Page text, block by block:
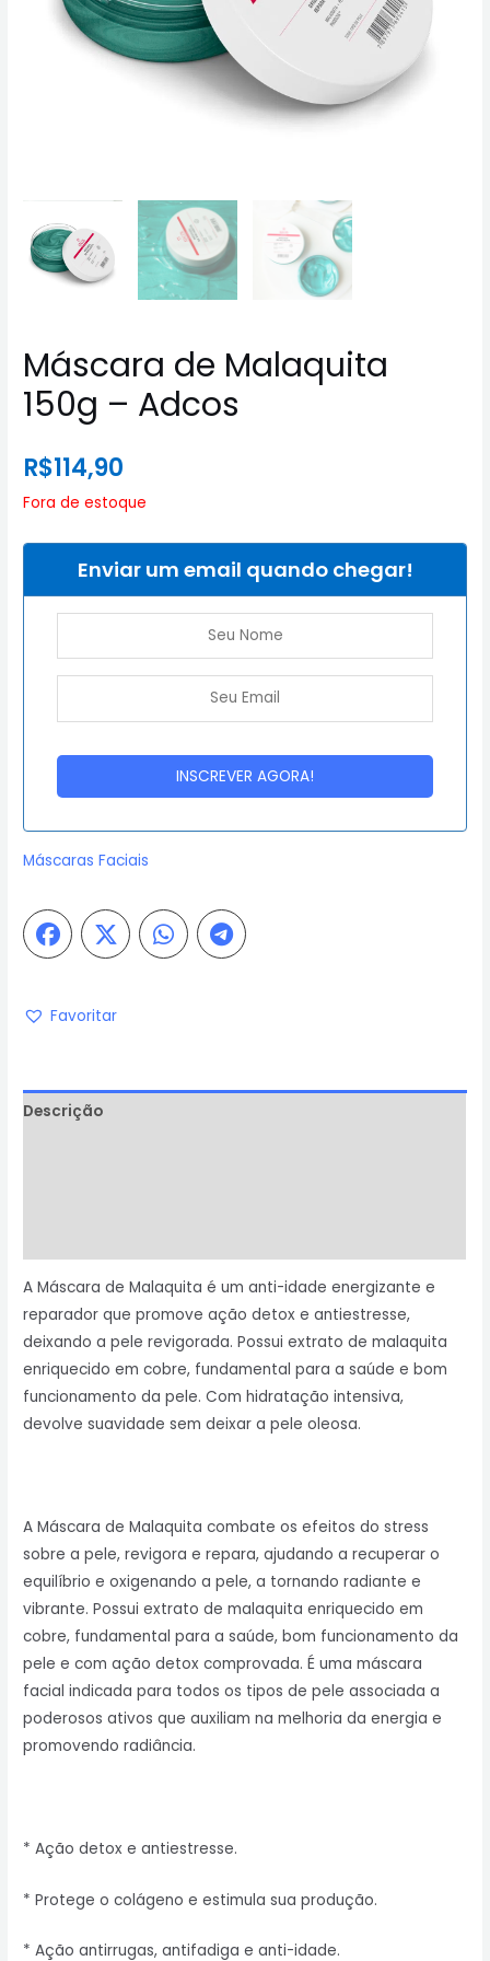
Máscara de Malaquita
150g – Adcos
R$114,90
Fora de estoque
Enviar um email quando chegar!
Máscaras Faciais
Favoritar
Descrição
A Máscara de Malaquita é um anti-idade energizante e
reparador que promove ação detox e antiestresse,
deixando a pele revigorada. Possui extrato de malaquita
enriquecido em cobre, fundamental para a saúde e bom
funcionamento da pele. Com hidratação intensiva,
devolve suavidade sem deixar a pele oleosa.
A Máscara de Malaquita combate os efeitos do stress
sobre a pele, revigora e repara, ajudando a recuperar o
equilíbrio e oxigenando a pele, a tornando radiante e
vibrante. Possui extrato de malaquita enriquecido em
cobre, fundamental para a saúde, bom funcionamento da
pele e com ação detox comprovada. É uma máscara
facial indicada para todos os tipos de pele associada a
poderosos ativos que auxiliam na melhoria da energia e
promovendo radiância.
* Ação detox e antiestresse.
* Protege o colágeno e estimula sua produção.
* Ação antirrugas, antifadiga e anti-idade.